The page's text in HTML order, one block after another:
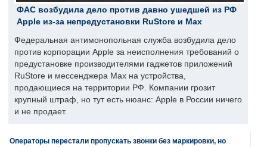
ФАС возбудила дело против давно ушедшей из РФ
Apple из-за непредустановки RuStore и Max
Федеральная антимонопольная служба возбудила дело
против корпорации Apple за неисполнения требований о
предустановке производителями гаджетов приложений
RuStore и мессенджера Max на устройства,
продающиеся на территории РФ. Компании грозит
крупный штраф, но тут есть нюанс: Apple в России ничего
и не продает.
Операторы перестали пропускать звонки без маркировки, но